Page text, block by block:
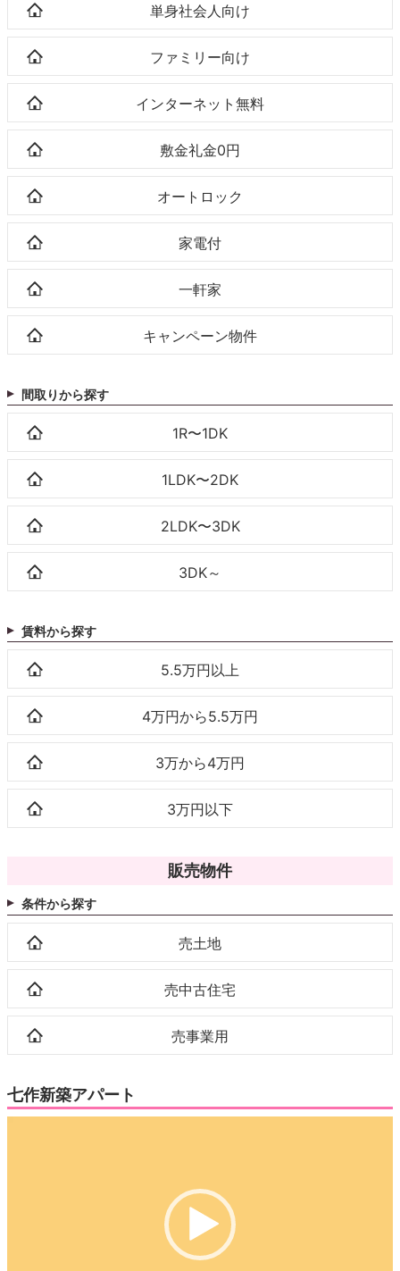
単身社会人向け
ファミリー向け
インターネット無料
敷金礼金0円
オートロック
家電付
一軒家
キャンペーン物件
間取りから探す
1R〜1DK
1LDK〜2DK
2LDK〜3DK
3DK～
賃料から探す
5.5万円以上
4万円から5.5万円
3万から4万円
3万円以下
販売物件
条件から探す
売土地
売中古住宅
売事業用
七作新築アパート